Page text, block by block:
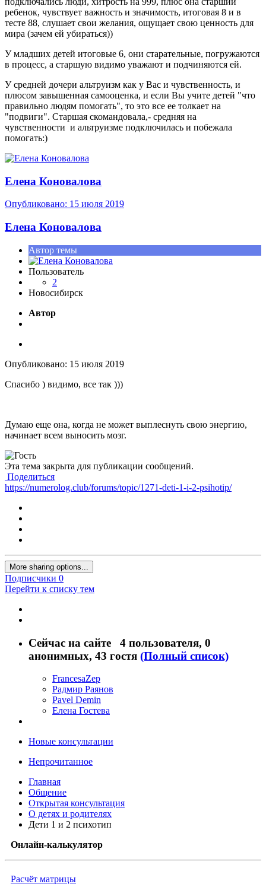
ребенок, чувствует важность и значимость, итоговая 8 и в
тесте 88, слушает свои желания, ощущает свою ценность для
мира (зачем ей убираться))
У младших детей итоговые 6, они старательные, погружаются
в процесс, а старшую видимо уважают и подчиняются ей.
У средней дочери альтруизм как у Вас и чувственность, и
плюсом завышенная самооценка, и если Вы учите детей "что
правильно людям помогать", то это все ее толкает на
"подвиги". Старшая скомандовала,- средняя на
чувственности и альтруизме подключилась и побежала
помогать:)
Елена Коновалова
Опубликовано: 15 июля 2019
Елена Коновалова
Автор темы
Пользователь
2
Новосибирск
Автор
Опубликовано: 15 июля 2019
Спасибо ) видимо, все так )))
Думаю еще она, когда не может выплеснуть свою энергию,
начинает всем выносить мозг.
Эта тема закрыта для публикации сообщений.
Поделиться
https://numerolog.club/forums/topic/1271-deti-1-i-2-psihotip/
More sharing options...
Подписчики 0
Перейти к списку тем
Сейчас на сайте 4 пользователя, 0
анонимных, 43 гостя (Полный список)
FrancesaZep
Радмир Раянов
Pavel Demin
Елена Гостева
Новые консультации
Непрочитанное
Главная
Общение
Открытая консультация
О детях и родителях
Дети 1 и 2 психотип
Онлайн-калькулятор
Расчёт матрицы